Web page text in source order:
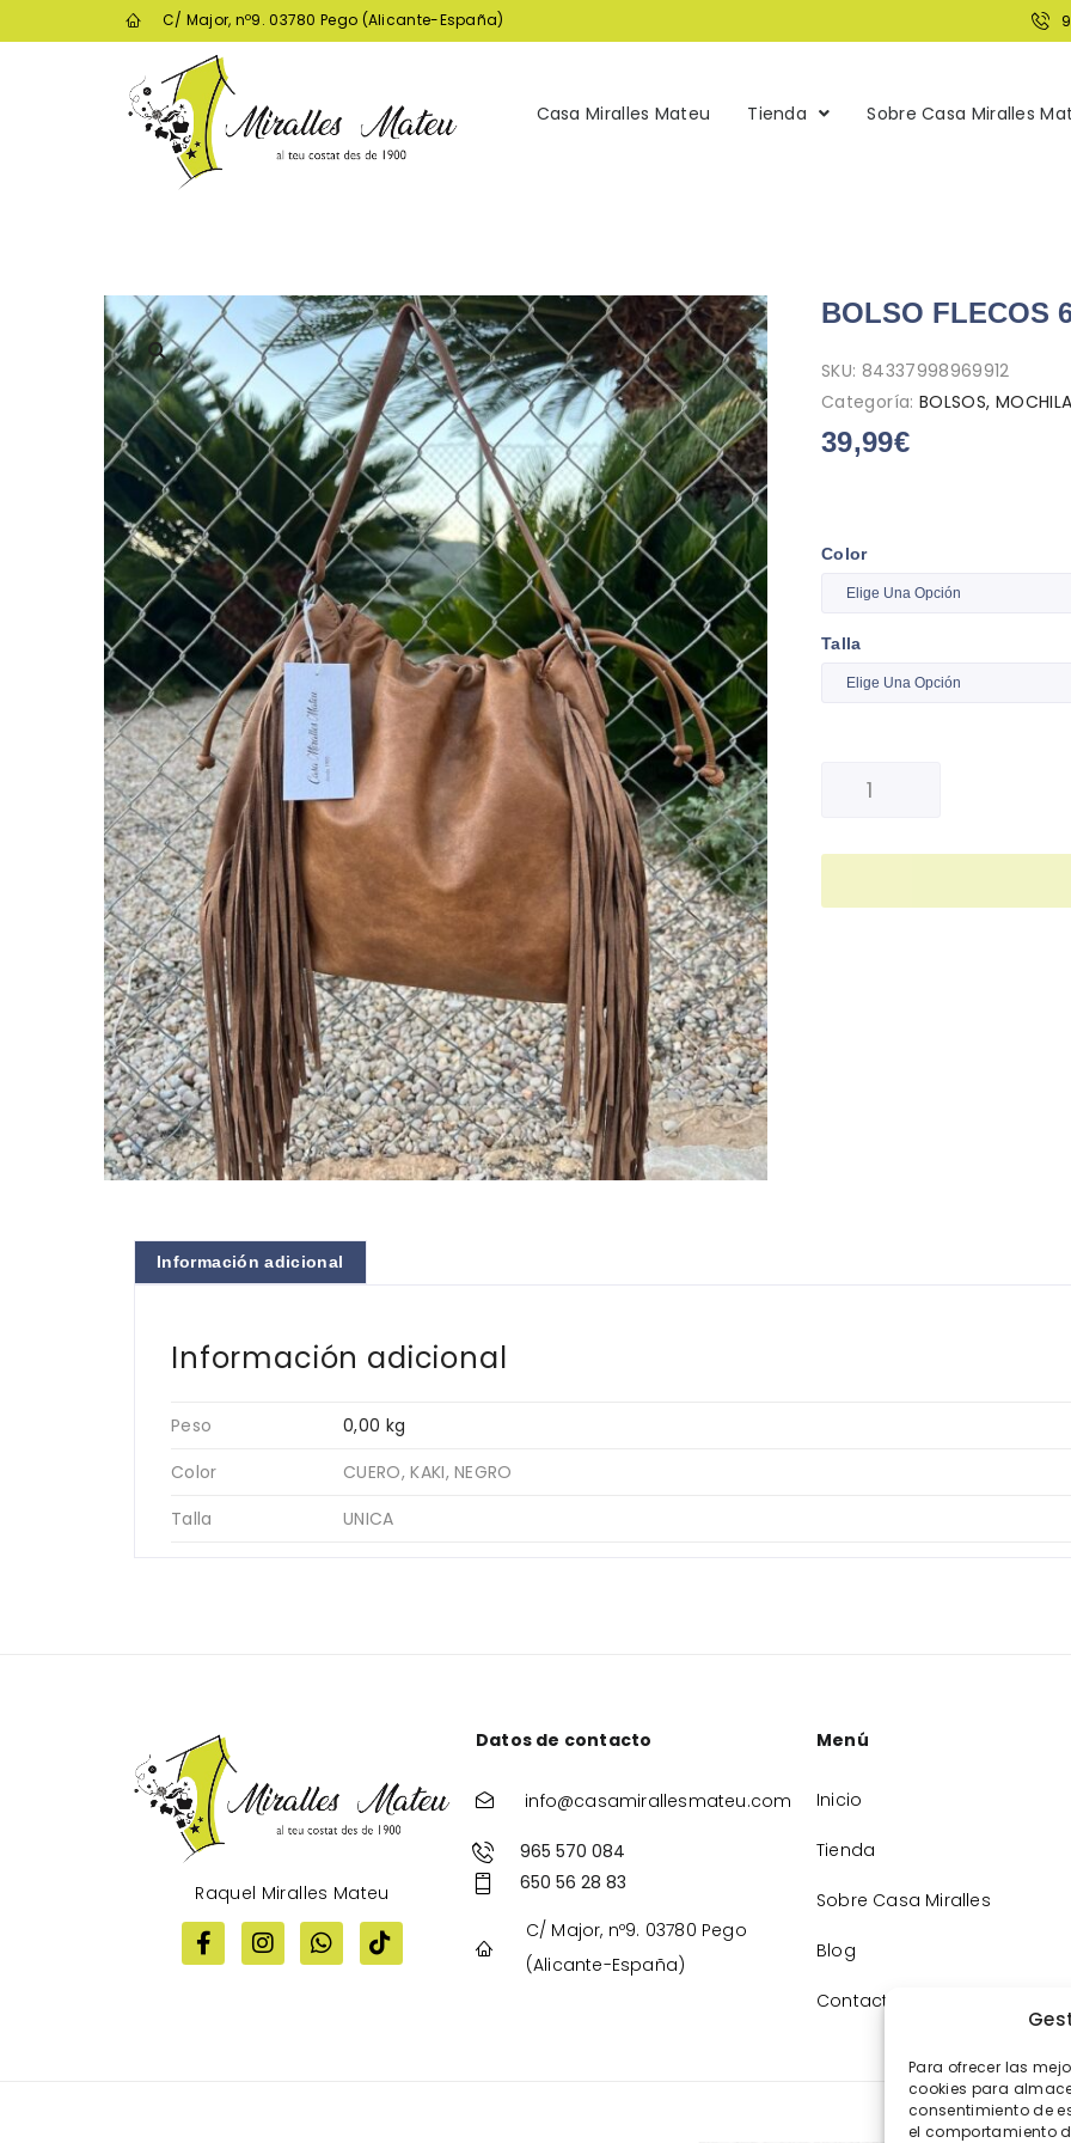
Para ofrecer las
cookies para
consentimiento de
el comportamiento
C/ Major, nº9. 03780 Pego (Alicante-España)
Casa Miralles Mateu Tienda Sobre Casa Miralles
BOLSO FLECOS
SKU: 84337998969912
Categoría: BOLSOS,
39,99€
Color
Talla
Información adicional
Información adicional
Peso
0,00 kg
Color
CUERO, KAKI, NEGRO
Talla
UNICA
Raquel Miralles Mateu
Datos de contacto
info@casamirallesmateu.com
965 570 084
650 56 28 83
C/ Major, nº9. 03780 Pego
(Alicante-España)
Menú
Inicio
Tienda
Sobre Casa Miralles
Blog
Contacto